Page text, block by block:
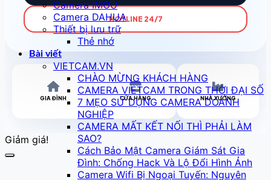
Camera IMOU
Camera DAHUA
Thiết bị lưu trữ
Thẻ nhớ
Bài viết
VIETCAM.VN
CHÀO MỪNG KHÁCH HÀNG
CAMERA VIETCAM TRONG THỜI ĐẠI SỐ
7 MẸO SỬ DỤNG CAMERA DOANH
NGHIỆP
CAMERA MẤT KẾT NỐI THÌ PHẢI LÀM
SAO?
Cách Bảo Mật Camera Giám Sát Gia
Đình: Chống Hack Và Lộ Đổi Hình Ảnh
Camera Wifi Bị Ngoại Tuyến: Nguyên
HOTLINE 24/7
GIA ĐÌNH CỬA HÀNG NHÀ XƯỞNG
Giảm giá!